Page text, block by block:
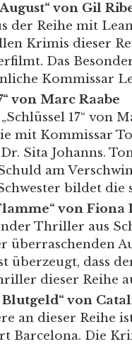
von Gil
der Reihe mit
Krimis dieser
Das
Kommissar
von Marc Raabe
17“ von
mit Kommissar
Sita Johanns.
am
bildet
von Fiona
Thriller aus
überraschenden
überzeugt, dass
dieser Reihe
Blutgeld“ von
an dieser Reihe
Barcelona. Die